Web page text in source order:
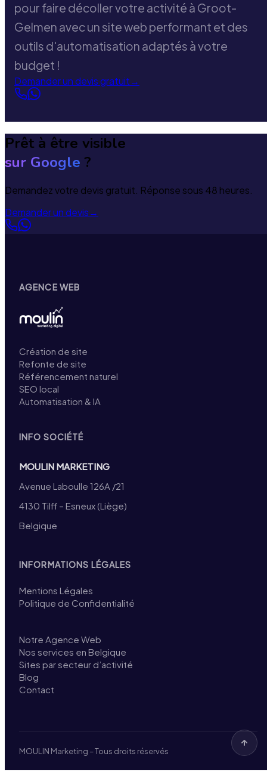
pour faire décoller votre activité à Groot-
Gelmen avec un site web performant et des
outils d'automatisation adaptés à votre
budget !
Demander un devis gratuit→
Prêt à être visible
sur Google ?
Demandez votre devis gratuit. Réponse sous 48 heures.
Demander un devis→
AGENCE WEB
Création de site
Refonte de site
Référencement naturel
SEO local
Automatisation & IA
INFO SOCIÉTÉ
MOULIN MARKETING
Avenue Laboulle 126A /21
4130 Tilff – Esneux (Liège)
Belgique
INFORMATIONS LÉGALES
Mentions Légales
Politique de Confidentialité
Notre Agence Web
Nos services en Belgique
Sites par secteur d’activité
Blog
Contact
MOULIN Marketing – Tous droits réservés